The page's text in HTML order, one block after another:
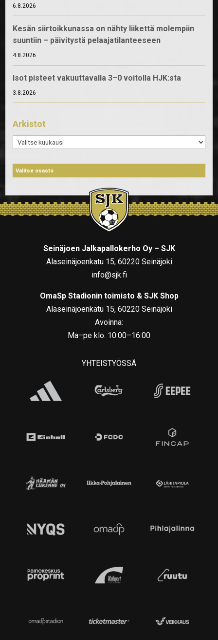
6.8.2026
Kesän siirtoikkunassa on nähty liikettä molempiin
suuntiin – päivitystä pelaajatilanteeseen
4.8.2026
Isot pisteet vakuuttavalla 3–0 voitolla HJK:sta
3.8.2026
Arkistot
Arkistot
Seinäjoen Jalkapallokerho Oy – SJK
Alaseinäjoenkatu 15, 60220 Seinäjoki
info@sjk.fi
OmaSp Stadionin toimisto & SJK Shop
Alaseinäjoenkatu 15, 60220 Seinäjoki
Avoinna:
Ma–pe klo. 10:00–16:00
YHTEISTYÖSSÄ